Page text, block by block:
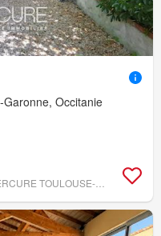
Occitanie